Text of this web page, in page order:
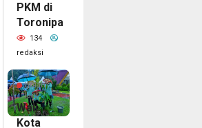
PKM di
Toronipa
134
redaksi
3
bulan
lalu
Wali
Kota